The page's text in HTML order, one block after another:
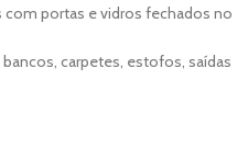
com portas e vidros fechados no
carpetes, estofos, saídas